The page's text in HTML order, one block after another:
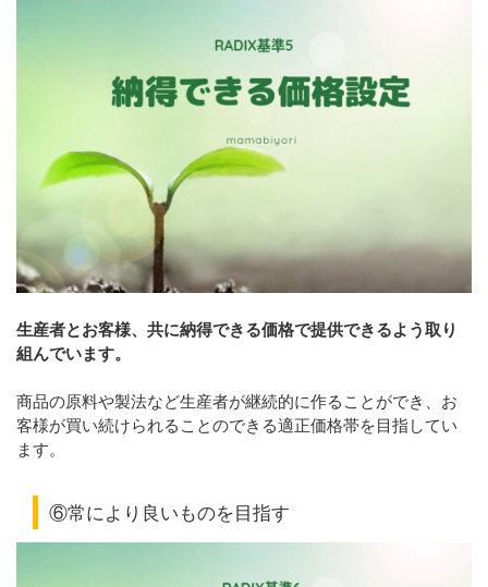
生産者とお客様、共に納得できる価格で提供できるよう取り
組んでいます。
商品の原料や製法など生産者が継続的に作ることができ、お
客様が買い続けられることのできる適正価格帯を目指してい
ます。
⑥常により良いものを目指す